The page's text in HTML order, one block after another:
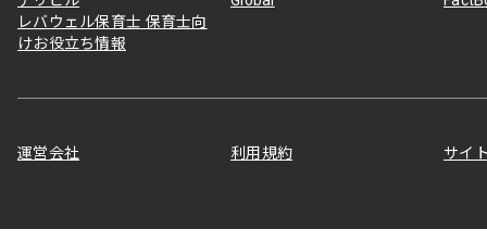
レバウェル保育士 保育士向
けお役立ち情報
運営会社 利用規約 サイ